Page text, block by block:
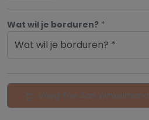
Wat wil je borduren? *
Wat wil je borduren? *
Voeg Toe Aan Winkelmand